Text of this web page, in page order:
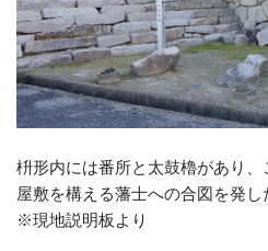
枡形内には番所と太鼓櫓があり
屋敷を構える藩士への合図を発し
※現地説明板より